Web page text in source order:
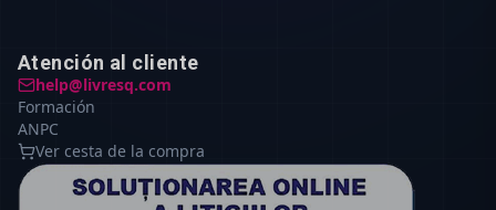
Atención al cliente
help@livresq.com
Formación
ANPC
Ver cesta de la compra